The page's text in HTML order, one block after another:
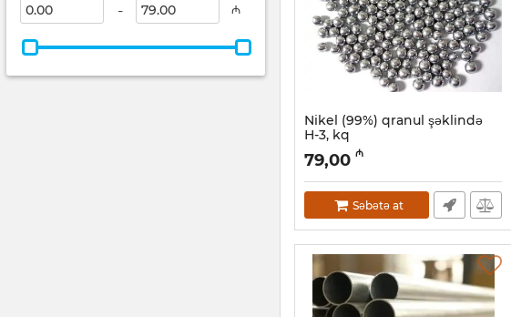
- ₼
Nikel (99%) qranul şəklində
Н-3, kq
Artikul: 12018540
79,00 ₼
Səbətə at